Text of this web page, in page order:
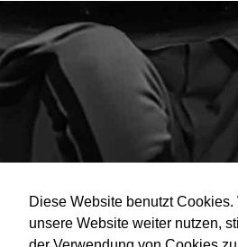
Diese Website benutzt Cookies.
unsere Website weiter nutzen,